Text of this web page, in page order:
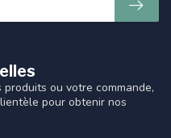
ou votre commande,
pour obtenir nos